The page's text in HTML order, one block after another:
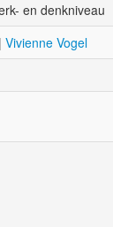
en denkniveau
|Vivienne Vogel